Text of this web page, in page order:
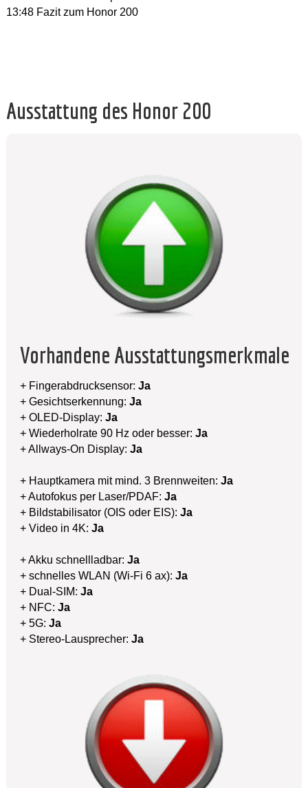
13:48 Fazit zum Honor 200
Ausstattung des Honor 200
Vorhandene Ausstattungsmerkmale
+ Fingerabdrucksensor: Ja
+ Gesichtserkennung: Ja
+ OLED-Display: Ja
+ Wiederholrate 90 Hz oder besser: Ja
+ Allways-On Display: Ja
+ Hauptkamera mit mind. 3 Brennweiten: Ja
+ Autofokus per Laser/PDAF: Ja
+ Bildstabilisator (OIS oder EIS): Ja
+ Video in 4K: Ja
+ Akku schnellladbar: Ja
+ schnelles WLAN (Wi-Fi 6 ax): Ja
+ Dual-SIM: Ja
+ NFC: Ja
+ 5G: Ja
+ Stereo-Lausprecher: Ja